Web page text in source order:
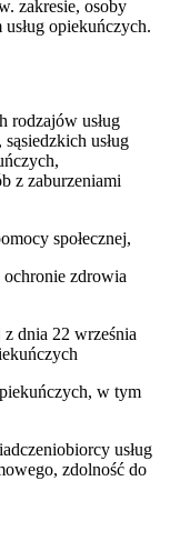
zakresie, osoby
opiekuńczych.
rodzajów usług
usług
z zaburzeniami
społecznej,
ochronie zdrowia
dnia 22 września
w tym
usług
zdolność do